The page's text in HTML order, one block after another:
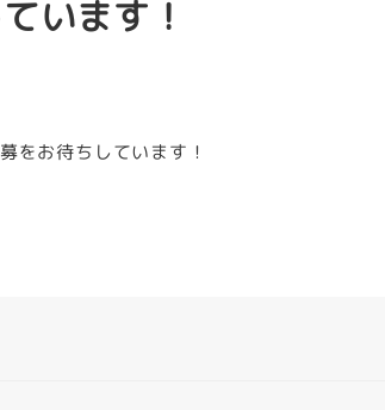
います！
をお待ちしています！